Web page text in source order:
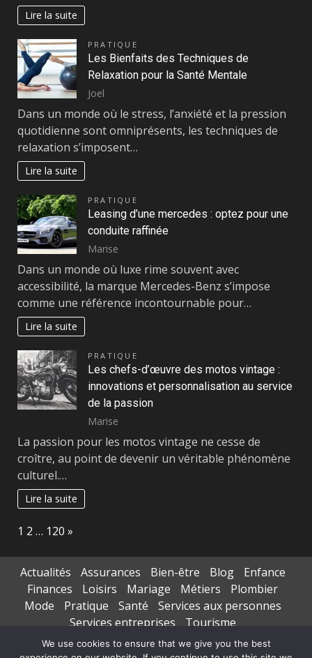
Lire la suite
PRATIQUE
Les Bienfaits des Techniques de
Relaxation pour la Santé Mentale
Joel
Dans un monde où le stress, l’anxiété et la pression
quotidienne sont omniprésents, les techniques de
relaxation s’imposent…
Lire la suite
PRATIQUE
Leasing d’une mercedes : optez pour une
conduite raffinée
Marise
Dans un monde où luxe rime souvent avec
accessibilité, la marque Mercedes-Benz s’impose
comme une référence incontournable pour…
Lire la suite
PRATIQUE
Les chefs-d’œuvre des motos vintage :
innovations et personnalisation au service
de la passion
Marise
La passion pour les motos vintage ne cesse de
croître, au point de devenir un véritable phénomène
culturel.…
Lire la suite
Page:
1 2 … 120 Next
»
Actualités Assurances Bien-être Blog
Enfance
Finances
Loisirs Mariage Métiers
Plombier
Mode
Pratique Santé
Services aux personnes
Services entreprises
Tourisme
Transports de personnes
We use cookies to ensure that we give you the best